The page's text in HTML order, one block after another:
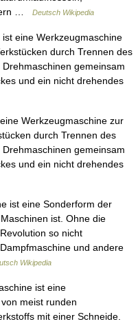
…
Deutsch Wikipedia
eine Werkzeugmaschine
durch Trennen des
gemeinsam
und ein nicht drehendes
Werkzeugmaschine zur
durch Trennen des
gemeinsam
und ein nicht drehendes
ist eine Sonderform der
ist. Ohne die
so nicht
und andere
Wikipedia
ist eine
meist runden
mit einer Schneide.